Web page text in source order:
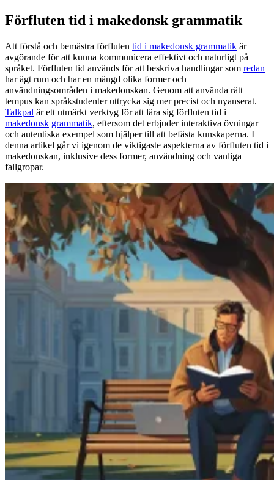
Förfluten tid i makedonsk grammatik
Att förstå och bemästra förfluten tid i makedonsk grammatik är
avgörande för att kunna kommunicera effektivt och naturligt på
språket. Förfluten tid används för att beskriva handlingar som redan
har ägt rum och har en mängd olika former och
användningsområden i makedonskan. Genom att använda rätt
tempus kan språkstudenter uttrycka sig mer precist och nyanserat.
Talkpal är ett utmärkt verktyg för att lära sig förfluten tid i
makedonsk grammatik, eftersom det erbjuder interaktiva övningar
och autentiska exempel som hjälper till att befästa kunskaperna. I
denna artikel går vi igenom de viktigaste aspekterna av förfluten tid i
makedonskan, inklusive dess former, användning och vanliga
fallgropar.